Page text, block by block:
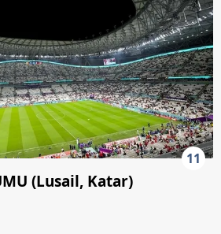
11
(Lusail, Katar)